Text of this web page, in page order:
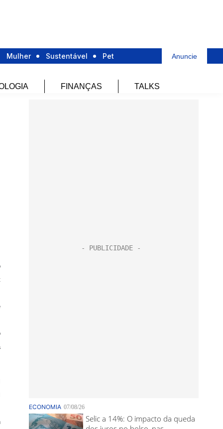
Mulher Sustentável Pet Anuncie
FINANÇAS TALKS